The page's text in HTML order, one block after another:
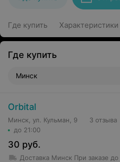
Где купить Характеристики
Где купить
Минск
Orbital
Минск, ул. Кульман, 9
до 21:00
3 отзыва
30 руб.
Доставка Минск При заказе